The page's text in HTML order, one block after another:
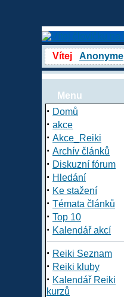
Vítej Anonyme
Menu
· Domů
· akce
· Akce_Reiki
· Archív článků
· Diskuzní fórum
· Hledání
· Ke stažení
· Témata článků
· Top 10
· Kalendář akcí
· Reiki Seznam
· Reiki kluby
· Kalendář Reiki
kurzů